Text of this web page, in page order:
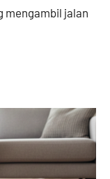
mengambil jalan